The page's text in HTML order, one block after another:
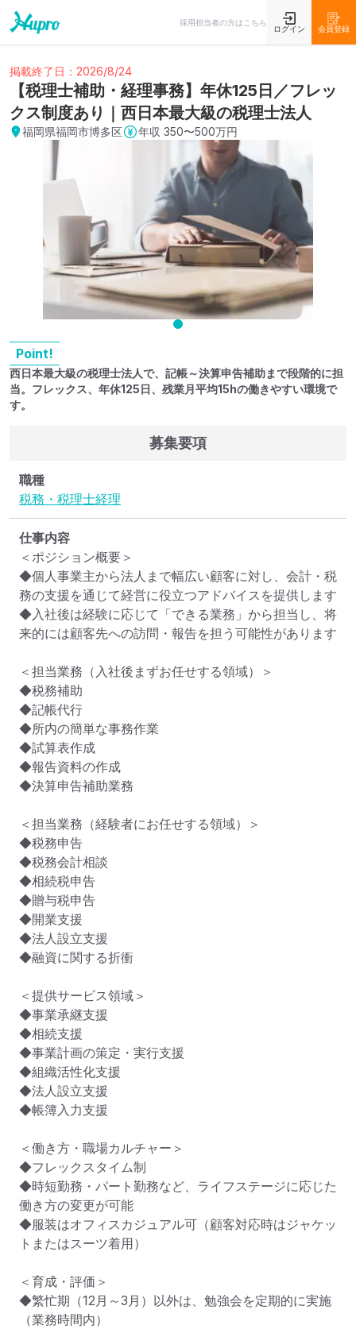
採用担当者の方はこちら
ログイン 会員登録
掲載終了日：2026/8/24
【税理士補助・経理事務】年休125日／フレッ
クス制度あり｜西日本最大級の税理士法人
福岡県福岡市博多区 年収 350〜500万円
Point!
西日本最大級の税理士法人で、記帳～決算申告補助まで段階的に担
当。フレックス、年休125日、残業月平均15hの働きやすい環境で
す。
募集要項
職種
税務・税理士経理
仕事内容
＜ポジション概要＞
◆個人事業主から法人まで幅広い顧客に対し、会計・税
務の支援を通じて経営に役立つアドバイスを提供します
◆入社後は経験に応じて「できる業務」から担当し、将
来的には顧客先への訪問・報告を担う可能性があります
＜担当業務（入社後まずお任せする領域）＞
◆税務補助
◆記帳代行
◆所内の簡単な事務作業
◆試算表作成
◆報告資料の作成
◆決算申告補助業務
＜担当業務（経験者にお任せする領域）＞
◆税務申告
◆税務会計相談
◆相続税申告
◆贈与税申告
◆開業支援
◆法人設立支援
◆融資に関する折衝
＜提供サービス領域＞
◆事業承継支援
◆相続支援
◆事業計画の策定・実行支援
◆組織活性化支援
◆法人設立支援
◆帳簿入力支援
＜働き方・職場カルチャー＞
◆フレックスタイム制
◆時短勤務・パート勤務など、ライフステージに応じた
働き方の変更が可能
◆服装はオフィスカジュアル可（顧客対応時はジャケッ
トまたはスーツ着用）
＜育成・評価＞
◆繁忙期（12月～3月）以外は、勉強会を定期的に実施
（業務時間内）